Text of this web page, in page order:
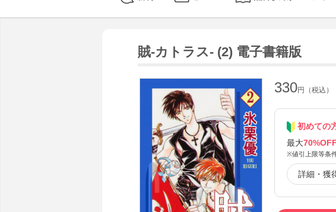
賊-カトラス- (2) 電子書籍版
330円（税込）
初めての
最大70%OFF
※値引上限等条
詳細・獲